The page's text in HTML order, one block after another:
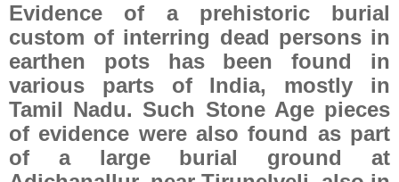
Evidence of a prehistoric burial
custom of interring dead persons in
earthen pots has been found in
various parts of India, mostly in
Tamil Nadu. Such Stone Age pieces
of evidence were also found as part
of a large burial ground at